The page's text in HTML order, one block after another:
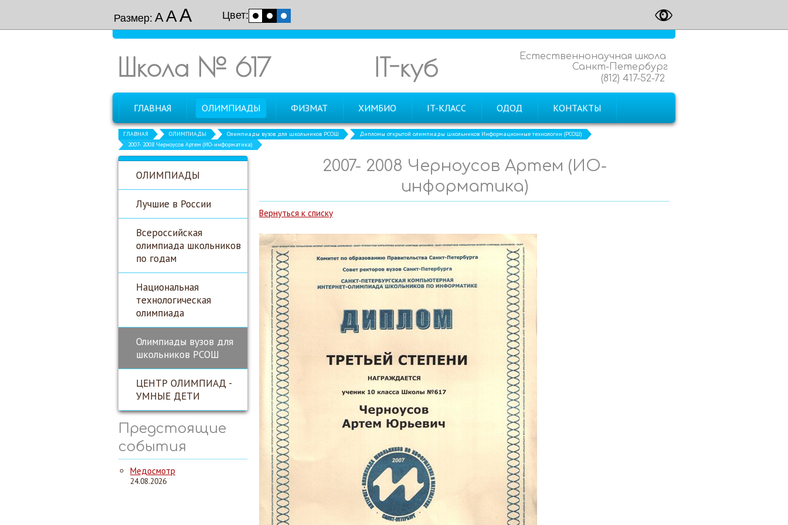
Размер: ААА Цвет:
Школа № 617
Естественнонаучная школа
Санкт-Петербург
(812) 417-52-72
IT-куб
ГЛАВНАЯ ОЛИМПИАДЫ ФИЗМАТ ХИМБИО IT-КЛАСС ОДОД КОНТАКТЫ
ГЛАВНАЯ ОЛИМПИАДЫ Олимпиады вузов для школьников РСОШ
Дипломы открытой олимпиады школьников Информационные технологии (РСОШ)
2007- 2008 Черноусов Артем (ИО-информатика)
ОЛИМПИАДЫ
Лучшие в России
Всероссийская
олимпиада школьников
по годам
Национальная
технологическая
олимпиада
Олимпиады вузов для
школьников РСОШ
ЦЕНТР ОЛИМПИАД -
УМНЫЕ ДЕТИ
Предстоящие
события
Медосмотр
24.08.2026
2007- 2008 Черноусов Артем (ИО-
информатика)
Вернуться к списку